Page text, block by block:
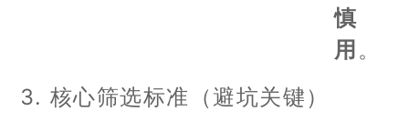
慎
用 。
3. 核心筛选标准（避坑关键）